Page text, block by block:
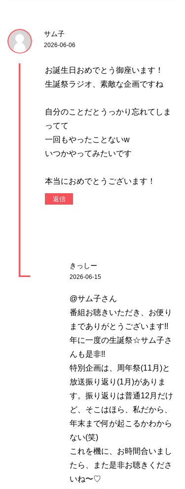
サム子
2026-06-06
お誕生日おめでとう御座います！
生誕祭ラジオ、素敵な企画ですね
自分のことだとうっかり忘れてしま
ってて
一回もやったことないw
いつかやってみたいです
本当におめでとうございます！
返信
きっしー
2026-06-15
@サム子さん
番組お聴きいただき、お便り
までありがとうございます!!
年に一度の生誕祭☆サム子さ
んも是非!!
特別企画は、周年祭(11月)と
放送振り返り(1月)がありま
す。振り返りは普通12月だけ
ど、そこはほら、私だから、
年末まで何が起こるかわから
ない(笑)
これを機に、お時間合いまし
たら、また是非お聴きくださ
いね〜♡